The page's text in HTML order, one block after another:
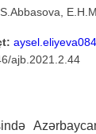
ajb.2021.2.44